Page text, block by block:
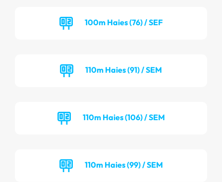
100m Haies (76) / SEF
110m Haies (91) / SEM
110m Haies (106) / SEM
110m Haies (99) / SEM